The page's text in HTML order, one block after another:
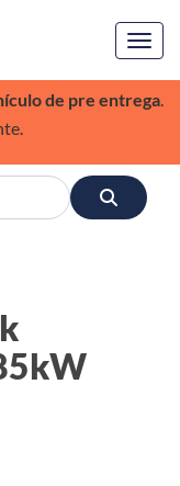
de pre entrega.